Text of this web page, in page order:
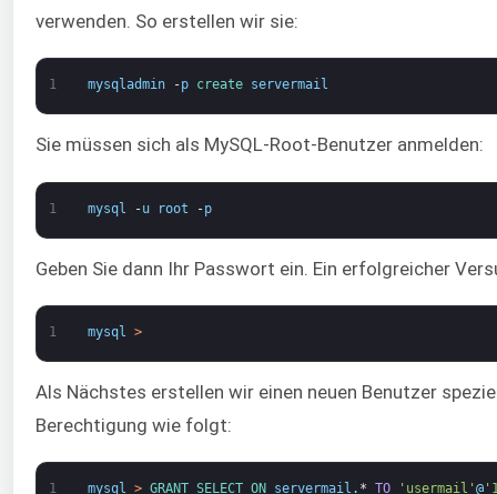
verwenden. So erstellen wir sie:
1 mysqladmin -p create servermail
Sie müssen sich als MySQL-Root-Benutzer anmelden:
1 mysql -u root -p
Geben Sie dann Ihr Passwort ein. Ein erfolgreicher
1 mysql >
Als Nächstes erstellen wir einen neuen Benutzer
Berechtigung wie folgt:
1 mysql > GRANT SELECT ON servermail . * TO 'usermail' @